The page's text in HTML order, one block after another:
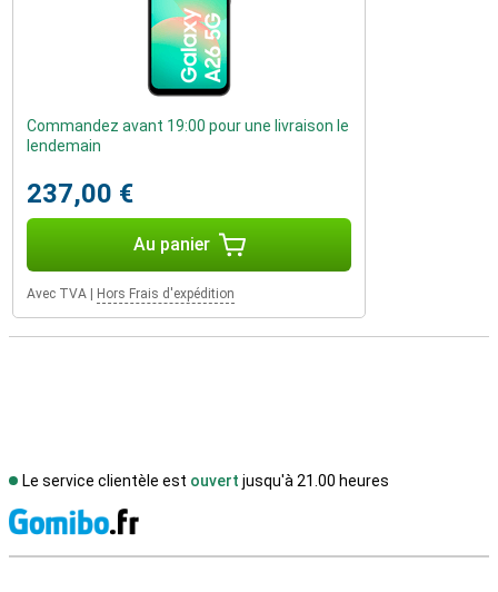
Commandez avant 19:00 pour une livraison le
lendemain
237,00 €
Au panier
Avec TVA Hors Frais d'expédition
Le service clientèle est ouvert jusqu'à 21.00 heures